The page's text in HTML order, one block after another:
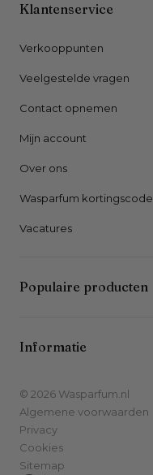
Klantenservice
Verkooppunten
Veelgestelde vragen
Contact opnemen
Mijn account
Over ons
Wasparfum kortingscode
Vacatures
Populaire producten
Informatie
© 2026 Wasparfum.nl
Algemene voorwaarden
Privacy
Cookies
Sitemap